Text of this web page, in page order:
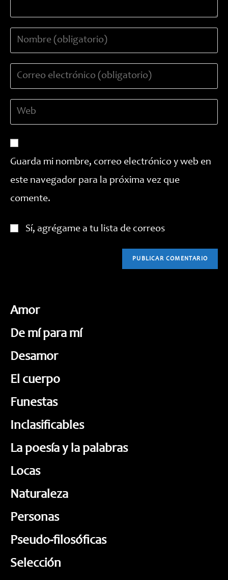
usuario
para
de
para
comentar
(opcional)
Guarda mi nombre, correo electrónico y web en
este navegador para la próxima vez que
comente.
Sí, agrégame a tu lista de correos
Amor
De mí para mí
Desamor
El cuerpo
Funestas
Inclasificables
La poesía y la palabras
Locas
Naturaleza
Personas
Pseudo-filosóficas
Selección